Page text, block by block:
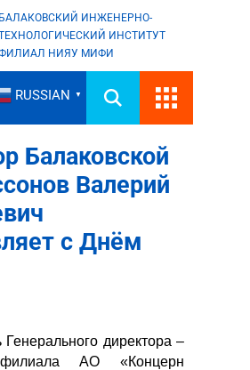
БАЛАКОВСКИЙ ИНЖЕНЕРНО-
ИНСТИТУТ
НИЯУ МИФИ
RUSSIAN ▼
Балаковской
Валерий
с Днём
Генерального директора –
АО «Концерн